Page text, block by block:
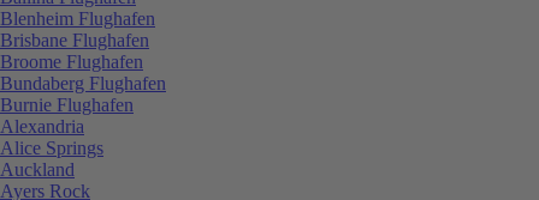
Blenheim Flughafen
Brisbane Flughafen
Broome Flughafen
Bundaberg Flughafen
Burnie Flughafen
Alexandria
Alice Springs
Auckland
Ayers Rock